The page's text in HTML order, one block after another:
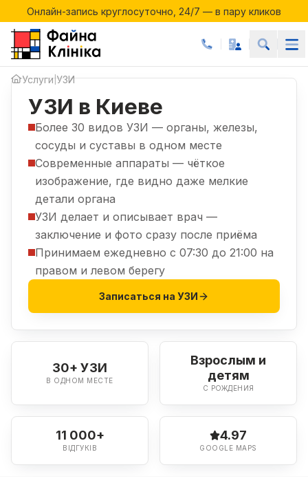
Онлайн-запись круглосуточно, 24/7 — в пару кликов
Онлайн-запись круглосуточно, 24/7 — в пару кликов
Услуги|УЗИ
УЗИ в Киеве
Более 30 видов УЗИ — органы, железы,
сосуды и суставы в одном месте
Современные аппараты — чёткое
изображение, где видно даже мелкие
детали органа
УЗИ делает и описывает врач —
заключение и фото сразу после приёма
Принимаем ежедневно с 07:30 до 21:00 на
правом и левом берегу
Записаться на УЗИ
30+ УЗИ
В ОДНОМ МЕСТЕ
Взрослым и
детям
С РОЖДЕНИЯ
11 000+
ВІДГУКІВ
4.97
GOOGLE MAPS